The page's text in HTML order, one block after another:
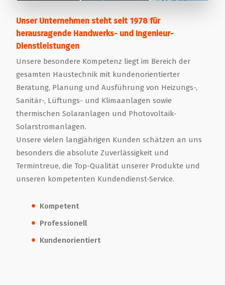
Unser Unternehmen steht seit 1978 für
herausragende Handwerks- und Ingenieur-
Dienstleistungen
Unsere besondere Kompetenz liegt im Bereich der
gesamten Haustechnik mit kundenorientierter
Beratung, Planung und Ausführung von Heizungs-,
Sanitär-, Lüftungs- und Klimaanlagen sowie
thermischen Solaranlagen und Photovoltaik-
Solarstromanlagen.
Unsere vielen langjährigen Kunden schätzen an uns
besonders die absolute Zuverlässigkeit und
Termintreue, die Top-Qualität unserer Produkte und
unseren kompetenten Kundendienst-Service.
Kompetent
Professionell
Kundenorientiert